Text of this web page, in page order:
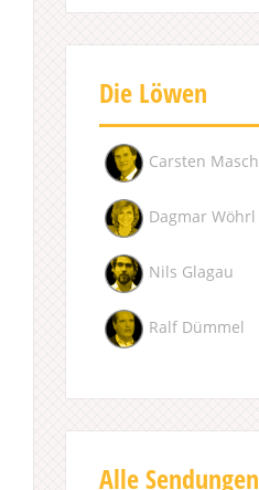
Die Löwen
Carsten
Dagmar Wöhrl
Nils Glagau
Ralf Dümmel
Alle